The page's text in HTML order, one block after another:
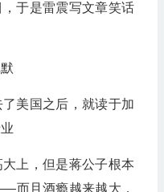
于是雷震写文章笑话
美国之后，就读于加
上，但是蒋公子根本
而且酒瘾越来越大，